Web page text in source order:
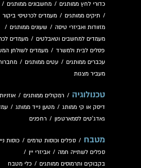
כדורי לחץ ממותגים / מחשבונים ממותגים /
/ תיקים ממותגים / מעמדים לכרטיסי ביקור
מזוודות ואביזרי טיסה / שעונים ממותגים /
מעמדים למחשבים וטאבלטים / מעמדים
פסלים לבית ולמשרד / מעמדים לשולחן
עכברים ממותגים / עטים ממותגים /
מעביר מצגות
טכנולוגיה / רמקולים ממותגים /
דיסק או קי ממותג / מטען נייד ממותג /
גאדג'טים לסמארטפון / רחפנים
מטבח / ספלים וכוסות טרמים / כוסות
ספלים לשתייה חמה / אביזרי יין /
בקבוקים ותרמוסים ממותגים / כלי מטבח